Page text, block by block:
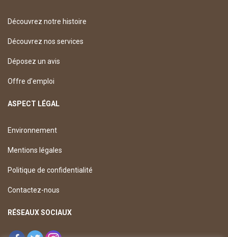
Découvrez notre histoire
Découvrez nos services
Déposez un avis
Offre d’emploi
ASPECT LÉGAL
Environnement
Mentions légales
Politique de confidentialité
Contactez-nous
RÉSEAUX SOCIAUX